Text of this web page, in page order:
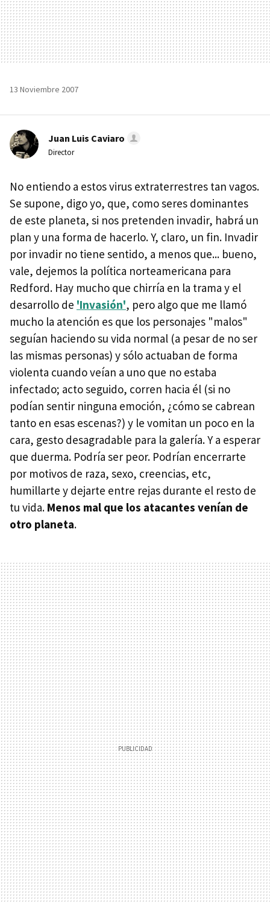
13 Noviembre 2007
Juan Luis Caviaro
Director
No entiendo a estos virus extraterrestres tan vagos.
Se supone, digo yo, que, como seres dominantes
de este planeta, si nos pretenden invadir, habrá un
plan y una forma de hacerlo. Y, claro, un fin. Invadir
por invadir no tiene sentido, a menos que... bueno,
vale, dejemos la política norteamericana para
Redford. Hay mucho que chirría en la trama y el
desarrollo de 'Invasión', pero algo que me llamó
mucho la atención es que los personajes "malos"
seguían haciendo su vida normal (a pesar de no ser
las mismas personas) y sólo actuaban de forma
violenta cuando veían a uno que no estaba
infectado; acto seguido, corren hacia él (si no
podían sentir ninguna emoción, ¿cómo se cabrean
tanto en esas escenas?) y le vomitan un poco en la
cara, gesto desagradable para la galería. Y a esperar
que duerma. Podría ser peor. Podrían encerrarte
por motivos de raza, sexo, creencias, etc,
humillarte y dejarte entre rejas durante el resto de
tu vida. Menos mal que los atacantes venían de
otro planeta.